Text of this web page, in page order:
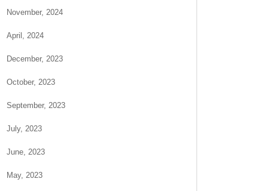
November, 2024
April, 2024
December, 2023
October, 2023
September, 2023
July, 2023
June, 2023
May, 2023